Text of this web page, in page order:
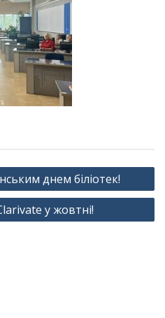
днем біліотек!
у жовтні!